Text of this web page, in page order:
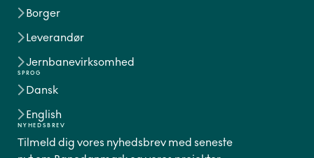
Borger
Leverandør
Jernbanevirksomhed
SPROG
Dansk
English
NYHEDSBREV
Tilmeld dig vores nyhedsbrev med seneste